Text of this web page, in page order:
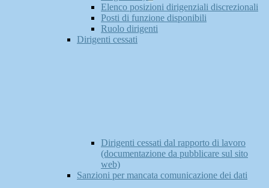
Elenco posizioni dirigenziali discrezionali
Posti di funzione disponibili
Ruolo dirigenti
Dirigenti cessati
Dirigenti cessati dal rapporto di lavoro
(documentazione da pubblicare sul sito
web)
Sanzioni per mancata comunicazione dei dati